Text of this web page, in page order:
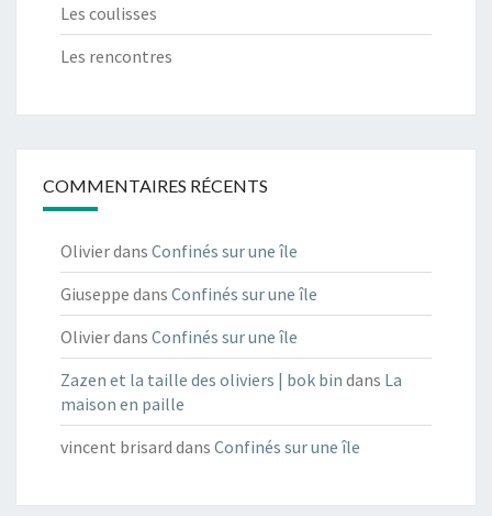
Les coulisses
Les rencontres
COMMENTAIRES RÉCENTS
Olivierdans Confinés sur une île
Giuseppe dans Confinés sur une île
Olivierdans Confinés sur une île
Zazen et la taille des oliviers | bok bin dans La
maison en paille
vincent brisard dans Confinés sur une île